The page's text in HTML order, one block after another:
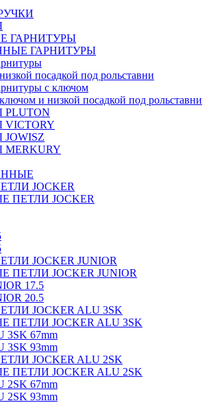
ГАРНИТУРЫ
ГАРНИТУРЫ
посадкой под рольставни
с ключом
и низкой посадкой под рольставни
JOCKER
ПЕТЛИ JOCKER
JOCKER JUNIOR
ПЕТЛИ JOCKER JUNIOR
17.5
20.5
JOCKER ALU 3SK
ПЕТЛИ JOCKER ALU 3SK
3SK 67mm
3SK 93mm
JOCKER ALU 2SK
ПЕТЛИ JOCKER ALU 2SK
2SK 67mm
2SK 93mm